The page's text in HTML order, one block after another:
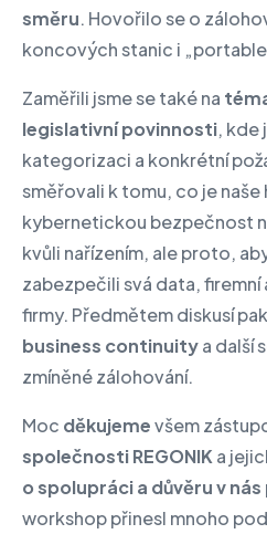
směru. Hovořilo se o
koncových stanic i
Zaměřili jsme se také na
legislativní povinnosti, kde
kategorizaci a konkrétní
směřovali k tomu, co je naše
kybernetickou bezpečnost
kvůli nařízením, ale proto,
zabezpečili svá data,
firmy. Předmětem diskusí
business continuitya další
zmíněné zálohování.
Moc děkujemevšem
společnosti REGONIK a
o spolupráci a důvěru v nás
workshop přinesl mnoho